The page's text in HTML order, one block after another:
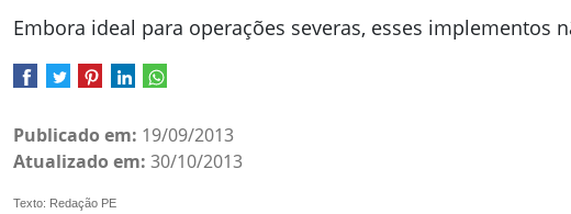
Embora ideal para operações severas, esses implementos
Publicado em: 19/09/2013
Atualizado em: 30/10/2013
Texto: Redação PE